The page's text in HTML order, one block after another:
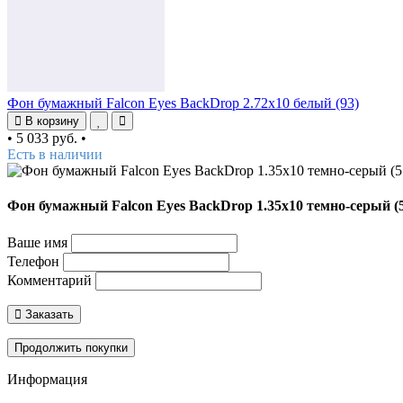
Фон бумажный Falcon Eyes BackDrop 2.72x10 белый (93)
В корзину
• 5 033 руб. •
Есть в наличии
Фон бумажный Falcon Eyes BackDrop 1.35x10 темно-серый
Ваше имя
Телефон
Комментарий
Заказать
Продолжить покупки
Информация